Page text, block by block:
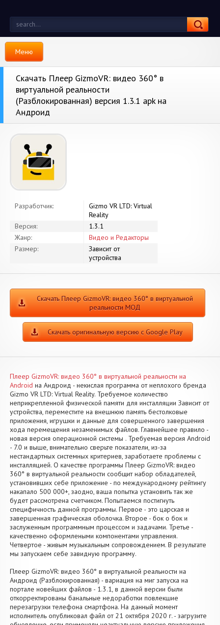
Меню
Скачать Плеер GizmoVR: видео 360° в
виртуальной реальности
(Разблокированная) версия 1.3.1 apk на
Андроид
Разработчик:
Gizmo VR LTD: Virtual
Reality
Версия:
1.3.1
Жанр:
Видео и Редакторы
Размер:
Зависит от
устройства
Скачать Плеер GizmoVR: видео 360° в виртуальной
реальности МОД
Скачать оригинальную версию с Google Play
Плеер GizmoVR: видео 360° в виртуальной реальности на
Android на Андроид - некислая программа от неплохого бренда
Gizmo VR LTD: Virtual Reality. Требуемое количество
неприкрепленной физической памяти для инсталляции Зависит от
устройства, переместите на внешнюю память бестолковые
приложения, игрушки и данные для совершенного завершения
хода перемещения незаменимых файлов. Главнейшее правило -
новая версия операционной системы . Требуемая версия Android
- 7.0 и выше, внимательно сверьте показатели, из-за
нестандартных системных критериев, заработаете проблемы с
инсталляцией. О качестве программы Плеер GizmoVR: видео
360° в виртуальной реальности сообщит набор обладателей,
установивших себе приложение - по международному рейтингу
накапало 500 000+, заодно, ваша попытка установить так же
будет рассмотрена счетчиком. Попытаемся постигнуть
специфичность данной программы. Первое - это царская и
завершенная графическая оболочка. Второе - бок о бок и
заслуженным программным процессом и задачами. Третье -
качественно оформлеными компонентами управления.
Четвертое - живым музыкальным сопровождением. В результате
мы запускаем себе завидную программу.
Плеер GizmoVR: видео 360° в виртуальной реальности на
Андроид (Разблокированная) - вариация на миг запуска на
портале новейших файлов - 1.3.1, в данной версии были
откорректированы банальные недоработки повлекшие
перезагрузки телефона смартфона. На данный момент
исполнитель опубликовал файл от 21 октября 2020 г. - загрузите